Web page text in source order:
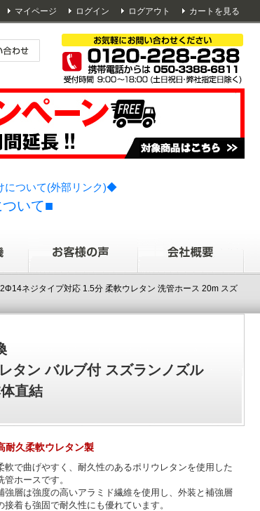
マイページ ログイン ログアウト カートを見る
について(外部リンク)◆
いて■
ネジタイプ対応 1.5分 柔軟ウレタン 洗管ホース 20m スズ
タン バルブ付 スズランノズル
直結
耐久柔軟ウレタン製
軟で曲げやすく、耐久性のあるポリウレタンを使用した
管ホースです。
強層は強度の高いアラミド繊維を使用し、外装と補強層
接着も強固で耐久性にも優れています。